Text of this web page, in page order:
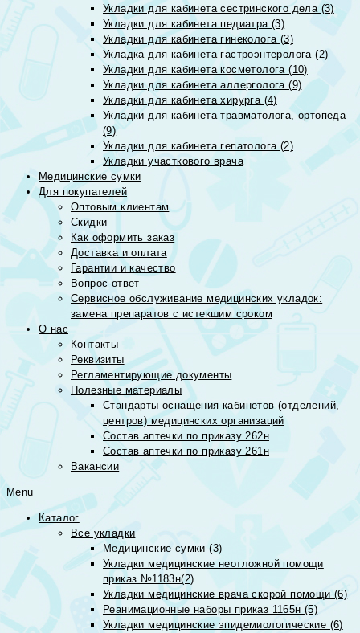
Укладки для кабинета сестринского дела (3)
Укладки для кабинета педиатра (3)
Укладки для кабинета гинеколога (3)
Укладка для кабинета гастроэнтеролога (2)
Укладки для кабинета косметолога (10)
Укладки для кабинета аллерголога (9)
Укладки для кабинета хирурга (4)
Укладки для кабинета травматолога, ортопеда
(9)
Укладки для кабинета гепатолога (2)
Укладки участкового врача
Медицинские сумки
Для покупателей
Оптовым клиентам
Скидки
Как оформить заказ
Доставка и оплата
Гарантии и качество
Вопрос-ответ
Сервисное обслуживание медицинских укладок:
замена препаратов с истекшим сроком
О нас
Контакты
Реквизиты
Регламентирующие документы
Полезные материалы
Стандарты оснащения кабинетов (отделений,
центров) медицинских организаций
Состав аптечки по приказу 262н
Состав аптечки по приказу 261н
Вакансии
Menu
Каталог
Все укладки
Медицинские сумки (3)
Укладки медицинские неотложной помощи
приказ №1183н(2)
Укладки медицинские врача скорой помощи (6)
Реанимационные наборы приказ 1165н (5)
Укладки медицинские эпидемиологические (6)